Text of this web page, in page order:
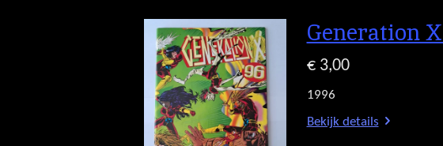
Generation
€ 3,00
1996
Bekijk details